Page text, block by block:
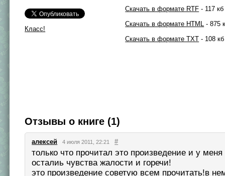
Класс!
Скачать в формате RTF - 117 кб
Скачать в формате HTML - 875
Скачать в формате TXT - 108 кб
Отзывы о книге (1)
алексей 4 июля 2011, 22:21 #
только что прочитал это произведение и у
осталиь чувства жалости и горечи!
это произведение советую всем прочитать!в